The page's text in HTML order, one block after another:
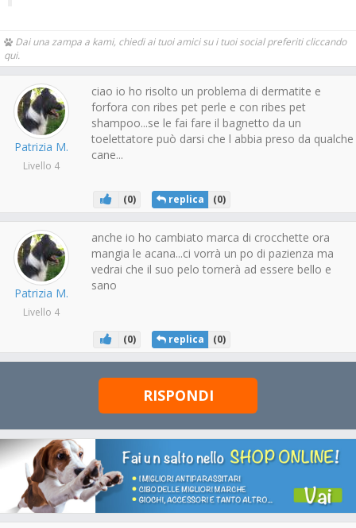
Dai una zampa a kami, chiedi ai tuoi amici su i tuoi social preferiti cliccando
qui.
Patrizia M.
Livello 4
ciao io ho risolto un problema di dermatite e
forfora con ribes pet perle e con ribes pet
shampoo...se le fai fare il bagnetto da un
toelettatore può darsi che l abbia preso da qualche
cane...
(0) replica (0)
Patrizia M.
Livello 4
anche io ho cambiato marca di crocchette ora
mangia le acana...ci vorrà un po di pazienza ma
vedrai che il suo pelo tornerà ad essere bello e
sano
(0) replica (0)
RISPONDI